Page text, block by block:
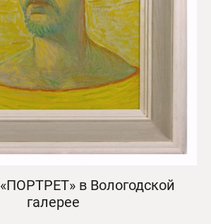
в Вологодской
галерее